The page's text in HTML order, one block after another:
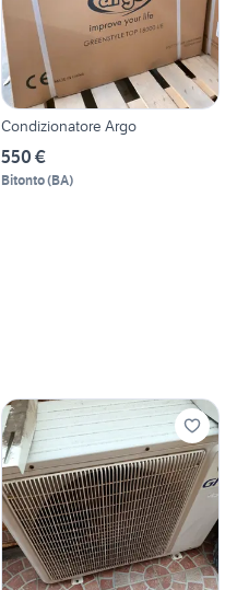
Condizionatore Argo
550 €
Bitonto(BA)